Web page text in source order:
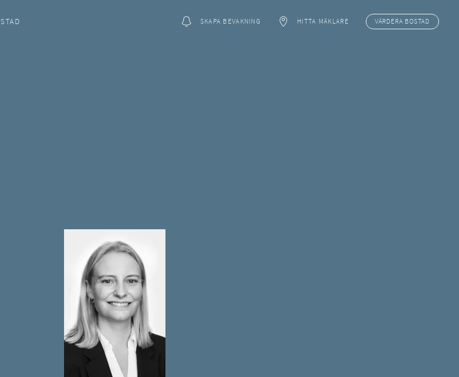
SKAPA BEVAKNING HITTA MÄKLARE VÄRDERA BOSTAD